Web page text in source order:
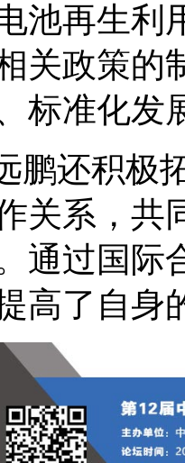
池再生利
关政策的
标准化发
鹏还积极
关系，共
通过国际
高了自身